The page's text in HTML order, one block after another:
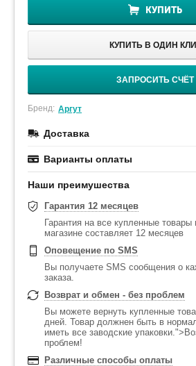
КУПИТЬ
КУПИТЬ В ОДИН
ЗАПРОСИТЬ СЧЁТ
Бренд: Аргут
Доставка
Варианты оплаты
Наши преимушества
Гарантия 12 месяцев
Гарантия на все купленные
магазине составляет 12 месяцев
Оповещение по SMS
Вы получаете SMS сообщения о
заказа.
Возврат и обмен - без проблем
Вы можете вернуть купленные
дней. Товар должнен быть в
иметь все заводские
проблем!
Различные способы оплаты